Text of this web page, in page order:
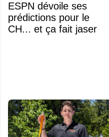
ESPN dévoile ses
prédictions pour le
CH... et ça fait jaser